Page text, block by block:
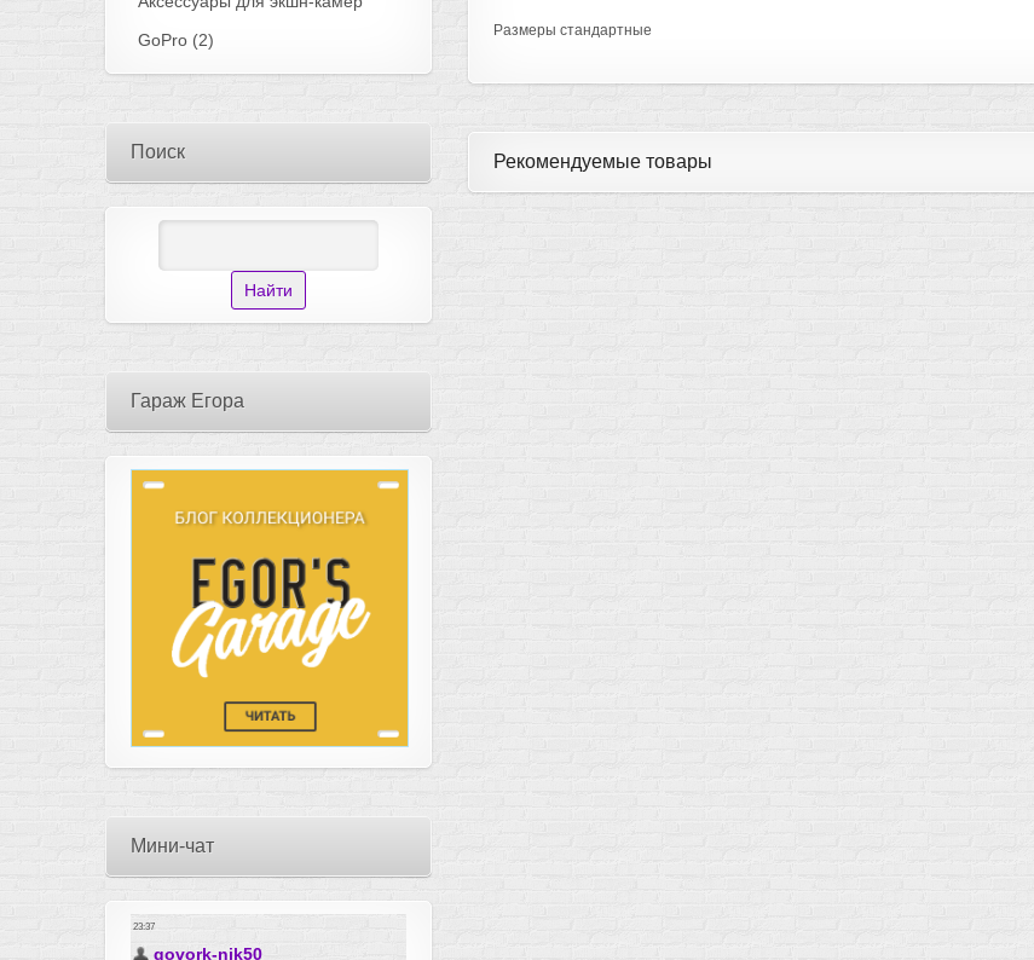
Размеры стандартные
Рекомендуемые товары
GoPro (2)
Поиск
Гараж Егора
Мини-чат